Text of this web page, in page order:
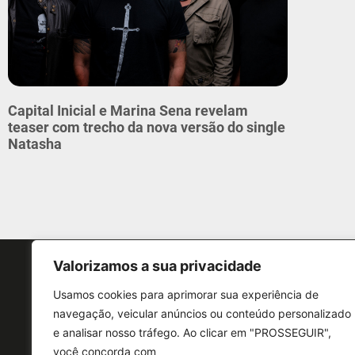
Valorizamos a sua privacidade
Usamos cookies para aprimorar sua experiência de
navegação, veicular anúncios ou conteúdo personalizado
e analisar nosso tráfego. Ao clicar em "PROSSEGUIR",
você concorda com
Capital Inicial e Marina Sena revelam
teaser com trecho da nova versão do single
Natasha